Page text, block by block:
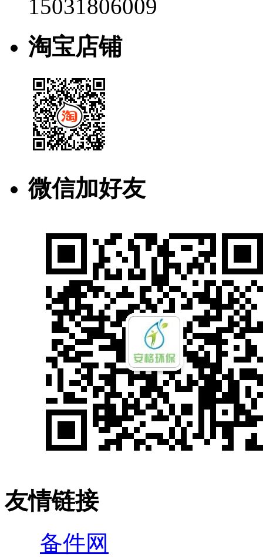
15031806009
淘宝店铺
微信加好友
友情链接
备件网